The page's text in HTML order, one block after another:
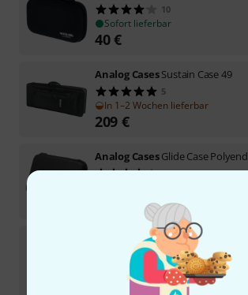
10
Sofort lieferbar
40€
Analog CasesSustain Case 49
5
In 1–2 Wochen lieferbar
209 €
Analog CasesGlide Case
9
Analog Cases Glide Case H6 / H5
9
Sofort lieferbar